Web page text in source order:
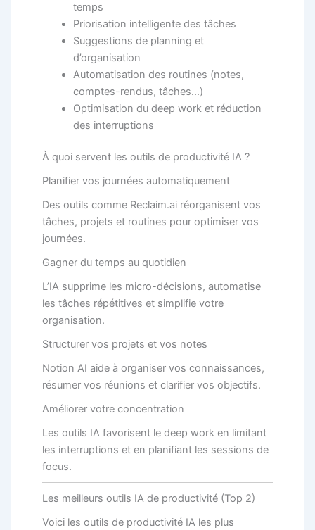
temps
Priorisation intelligente des tâches
Suggestions de planning et
d’organisation
Automatisation des routines (notes,
comptes-rendus, tâches…)
Optimisation du deep work et réduction
des interruptions
À quoi servent les outils de productivité IA ?
Planifier vos journées automatiquement
Des outils comme Reclaim.ai réorganisent vos
tâches, projets et routines pour optimiser vos
journées.
Gagner du temps au quotidien
L’IA supprime les micro-décisions, automatise
les tâches répétitives et simplifie votre
organisation.
Structurer vos projets et vos notes
Notion AI aide à organiser vos connaissances,
résumer vos réunions et clarifier vos objectifs.
Améliorer votre concentration
Les outils IA favorisent le deep work en limitant
les interruptions et en planifiant les sessions de
focus.
Les meilleurs outils IA de productivité (Top 2)
Voici les outils de productivité IA les plus